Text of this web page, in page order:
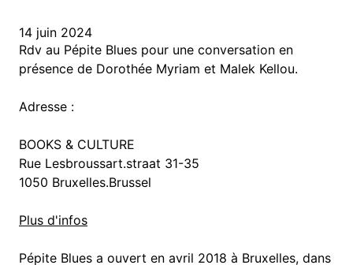
14 juin 2024
Rdv au Pépite Blues pour une conversation en
présence de Dorothée Myriam et Malek Kellou.
Adresse :
BOOKS & CULTURE
Rue Lesbroussart.straat 31-35
1050 Bruxelles.Brussel
Plus d'infos
Pépite Blues a ouvert en avril 2018 à Bruxelles, dans